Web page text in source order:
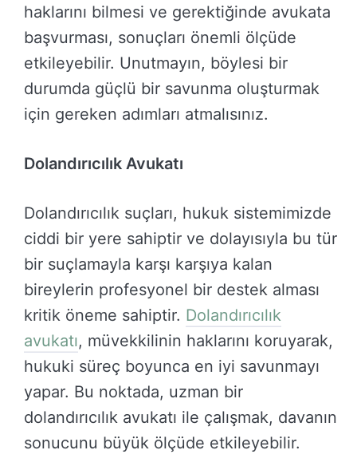
haklarını bilmesi ve gerektiğinde avukata
başvurması, sonuçları önemli ölçüde
etkileyebilir. Unutmayın, böylesi bir
durumda güçlü bir savunma oluşturmak
için gereken adımları atmalısınız.
Dolandırıcılık Avukatı
Dolandırıcılık suçları, hukuk sistemimizde
ciddi bir yere sahiptir ve dolayısıyla bu tür
bir suçlamayla karşı karşıya kalan
bireylerin profesyonel bir destek alması
kritik öneme sahiptir. Dolandırıcılık
avukatı, müvekkilinin haklarını koruyarak,
hukuki süreç boyunca en iyi savunmayı
yapar. Bu noktada, uzman bir
dolandırıcılık avukatı ile çalışmak, davanın
sonucunu büyük ölçüde etkileyebilir.